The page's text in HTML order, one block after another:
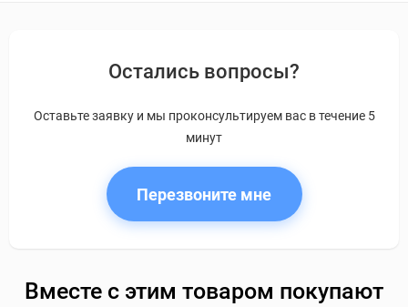
Остались вопросы?
Оставьте заявку и мы проконсультируем вас в течение 5
минут
Перезвоните мне
Вместе с этим товаром покупают